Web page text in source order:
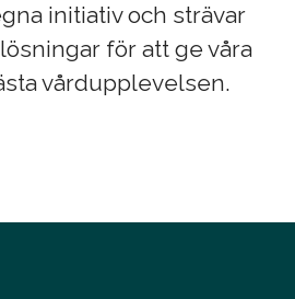
initiativ och strävar
för att ge våra
vårdupplevelsen.